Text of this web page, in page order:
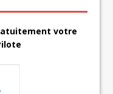
votre